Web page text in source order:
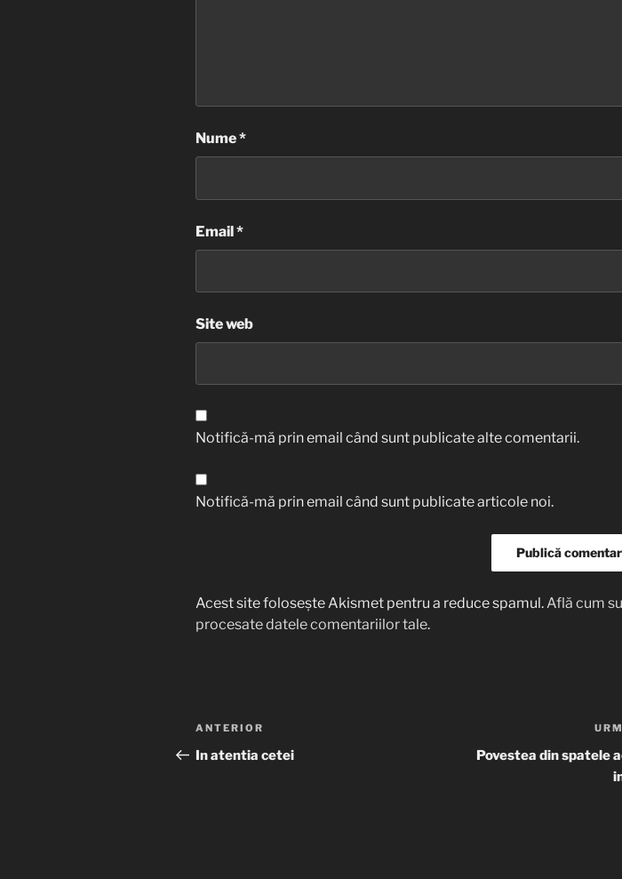
Nume*
Email*
Site web
Notifică-mă prin email când sunt publicate alte comentarii.
Notifică-mă prin email când sunt publicate articole noi.
Acest site folosește Akismet pentru a reduce spamul.Află cum
procesate datele comentariilor tale.
Navigare
în
Articolul
anterior
ANTERIOR
In atentia cetei
Povestea din spatele